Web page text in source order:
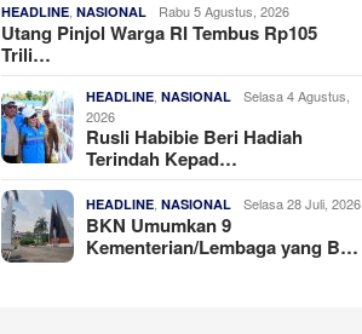
HEADLINE ,NASIONAL Rabu 5 Agustus, 2026
Utang Pinjol Warga RI Tembus Rp105
Trili…
HEADLINE ,NASIONAL
Selasa 4 Agustus,
2026
Rusli Habibie Beri Hadiah
Terindah Kepad…
HEADLINE ,NASIONAL Selasa 28 Juli, 2026
BKN Umumkan 9
Kementerian/Lembaga yang B…